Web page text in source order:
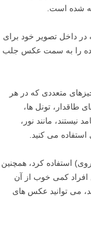
شده است.
داخل تصویر خود برای
را به سمت عکس جلب
متعددی که در هر
طاقدار، تونل ها،
مانند نور،
می کنید.
روی) استفاده کرد، همچنین
افراد کمی خوب از آن
می توانید عکس های